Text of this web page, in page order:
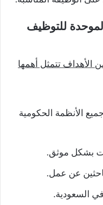
للتوظيف
الأهداف تتمثل أهمها
الأنظمة الحكومية
بشكل موثق.
عن عمل.
السعودية.